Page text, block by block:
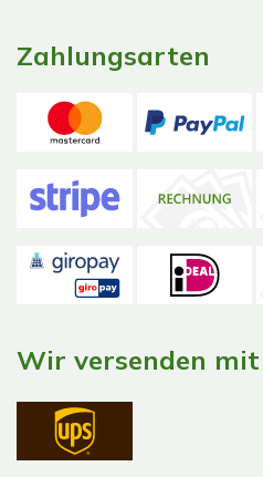
Zahlungsarten
Wir versenden mit